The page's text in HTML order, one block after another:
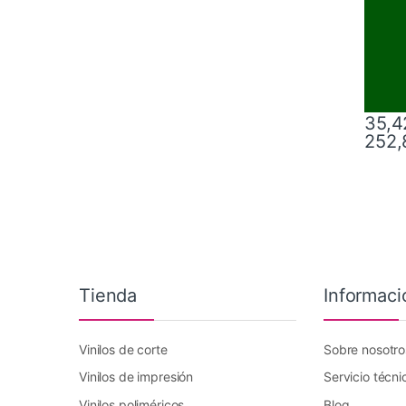
Este
Tienda
Vinilos de corte
Vinilos de impresión
Sobre
Servicio